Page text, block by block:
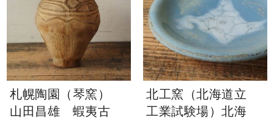
札幌陶園（琴窯）
山田昌雄 蝦夷古
北工窯（北海道立
工業試験場）北海